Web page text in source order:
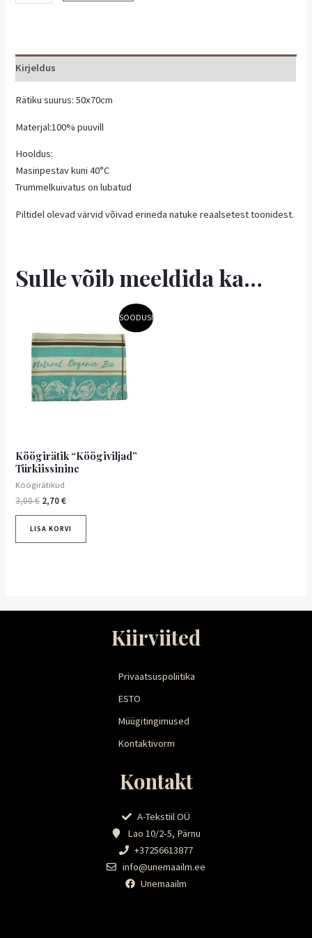
Kirjeldus
Rätiku suurus: 50x70cm
Materjal:100% puuvill
Hooldus:
Masinpestav kuni 40°C
Trummelkuivatus on lubatud
Piltidel olevad värvid võivad erineda natuke reaalsetest toonidest.
Sulle võib meeldida ka…
SOODUS!
Köögirätik “Köögiviljad”
Türkiissinine
Köögirätikud
3,00€
oli:
3,00 €.
2,70€
on:
2,70 €.
LISA KORVI
Kiirviited
Privaatsuspoliitika
ESTO
Müügitingimused
Kontaktivorm
Kontakt
A-Tekstiil OÜ
Lao 10/2-5, Pärnu
+37256613877
info@unemaailm.ee
Unemaailm